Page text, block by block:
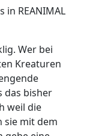
REANIMAL
Wer bei
Kreaturen
das bisher
weil die
sie mit dem